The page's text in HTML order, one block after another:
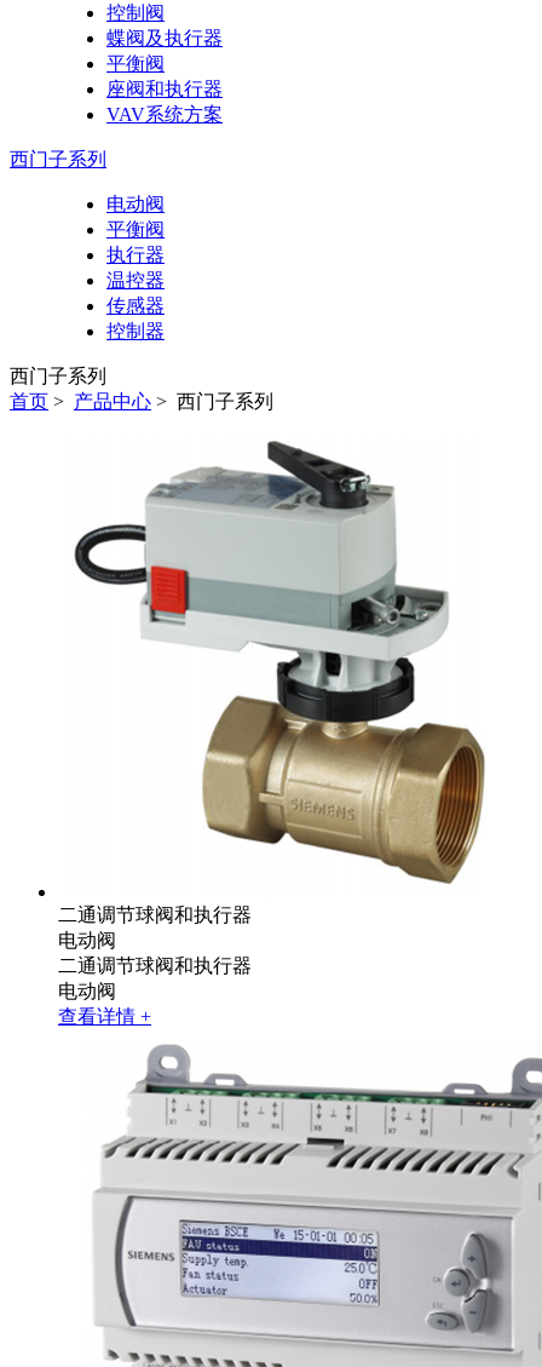
控制阀
蝶阀及执行器
平衡阀
座阀和执行器
VAV系统方案
西门子系列
电动阀
平衡阀
执行器
温控器
传感器
控制器
西门子系列
首页 > 产品中心 > 西门子系列
二通调节球阀和执行器
电动阀
二通调节球阀和执行器
电动阀
查看详情 +